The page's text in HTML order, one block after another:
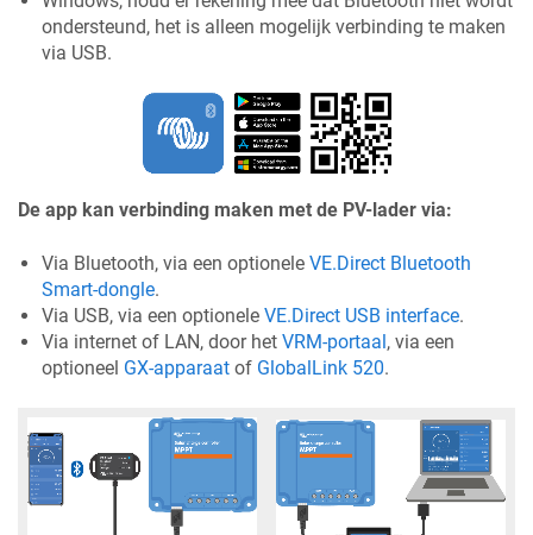
ondersteund, het is alleen mogelijk verbinding te maken
via USB.
De app kan verbinding maken met de PV-lader via:
Via Bluetooth, via een optionele VE.Direct Bluetooth
Smart-dongle.
Via USB, via een optionele VE.Direct USB interface.
Via internet of LAN, door het VRM-portaal, via een
optioneel GX-apparaat of GlobalLink 520.